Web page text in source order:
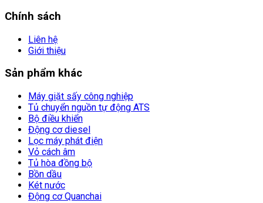
Chính sách
Liên hệ
Giới thiệu
Sản phẩm khác
Máy giặt sấy công nghiệp
Tủ chuyển nguồn tự động ATS
Bộ điều khiển
Động cơ diesel
Lọc máy phát điện
Vỏ cách âm
Tủ hòa đồng bộ
Bồn dầu
Két nước
Động cơ Quanchai